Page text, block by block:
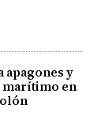
apagones y
marítimo en